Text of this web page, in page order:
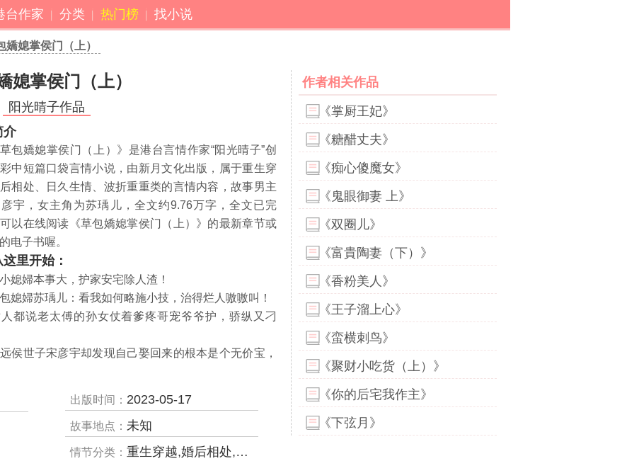
台作家 分类 热门榜 找小说
嬌媳掌侯门（上）
媳掌侯门（上）
阳光晴子作品
介
草包嬌媳掌侯门（上）》是港台言情作家“阳光晴子”创
中短篇口袋言情小说，由新月文化出版，属于重生穿
相处、日久生情、波折重重类的言情内容，故事男主
宇，女主角为苏瑀儿，全文约9.76万字，全文已完
以在线阅读《草包嬌媳掌侯门（上）》的最新章节或
电子书喔。
里开始：
婦本事大，护家安宅除人渣！
婦苏瑀儿：看我如何略施小技，治得烂人嗷嗷叫！
说老太傅的孙女仗着爹疼哥宠爷爷护，骄纵又刁
世子宋彦宇却发现自己娶回来的根本是个无价宝，
出版时间： 2023-05-17
故事地点： 未知
情节分类： 重生穿越,婚后相处,日久生情,波折重重
作者相关作品
《掌厨王妃》
《糖醋丈夫》
《痴心傻魔女》
《鬼眼御妻 上》
《双圈儿》
《富貴陶妻（下）》
《香粉美人》
《王子溜上心》
《蛮横刺鸟》
《聚财小吃货（上）》
《你的后宅我作主》
《下弦月》